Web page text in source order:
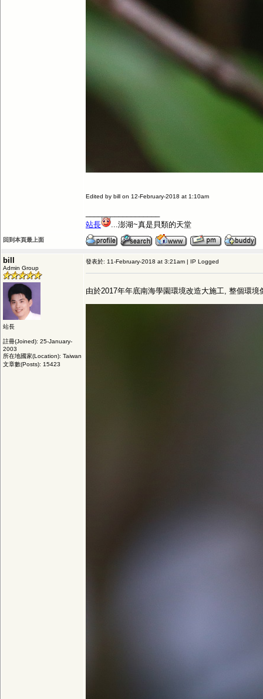
Edited by bill on 12-February-2018 at 1:10am
站長
...澎湖~真是貝類的天堂
回到本頁最上面
bill
Admin Group
站長
註冊(Joined): 25-January-
2003
所在地國家(Location): Taiwan
文章數(Posts): 15423
發表於: 11-February-2018 at 3:21am | IP Logged
由於2017年年底南海學園環境改造大施工, 整個環